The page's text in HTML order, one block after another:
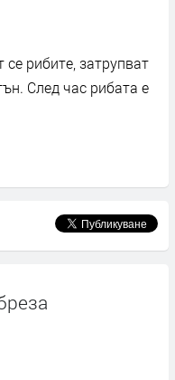
се рибите, затрупват
След час рибата е